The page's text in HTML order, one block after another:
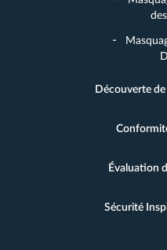
Découverte
Évaluation
Sécurité